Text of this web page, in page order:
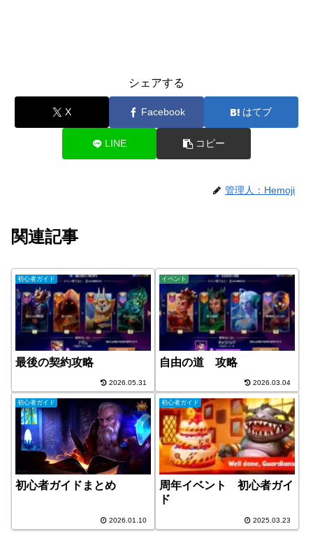
シェアする
X Facebook はてブ
LINE コピー
管理人：Hemoji
関連記事
初心者ガイド
最後の契約攻略
2026.05.31
イベント
自由の道 攻略
2026.03.04
初心者ガイド
初心者ガイドまとめ
2026.01.10
初心者ガイド
周年イベント 初心者ガイ
ド
2025.03.23